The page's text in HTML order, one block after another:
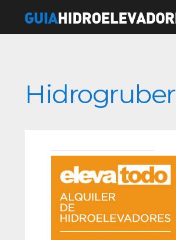
Hidrogruber